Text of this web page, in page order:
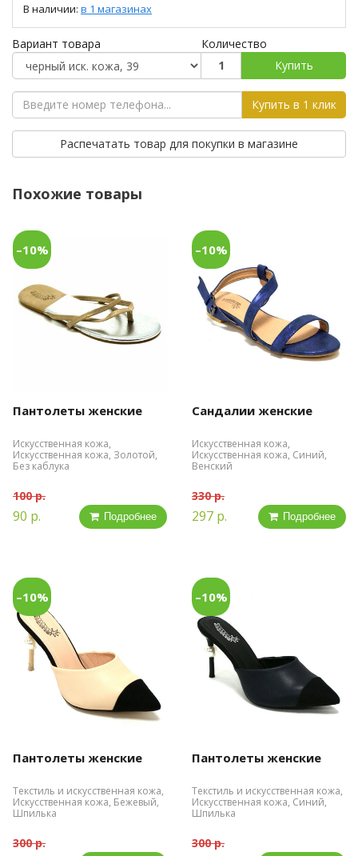
В наличии: в 1 магазинах
Вариант товара
Количество
Купить
Купить в 1 клик
Распечатать товар для покупки в магазине
Похожие товары
–10%
Пантолеты женские
Искусственная кожа,
Искусственная кожа, Золотой,
Без каблука
100 р.
90 р. Подробнее
–10%
Сандалии женские
Искусственная кожа,
Искусственная кожа, Синий,
Венский
330 р.
297 р. Подробнее
–10%
Пантолеты женские
Текстиль и искусственная кожа,
Искусственная кожа, Бежевый,
Шпилька
300 р.
–10%
Пантолеты женские
Текстиль и искусственная кожа,
Искусственная кожа, Синий,
Шпилька
300 р.